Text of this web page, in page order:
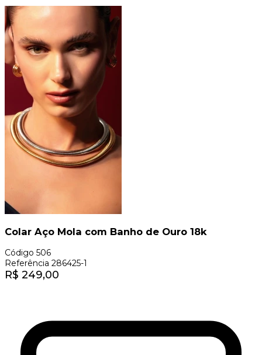
Colar Aço Mola com Banho de Ouro 18k
Código 506
Referência 286425-1
R$ 249,00